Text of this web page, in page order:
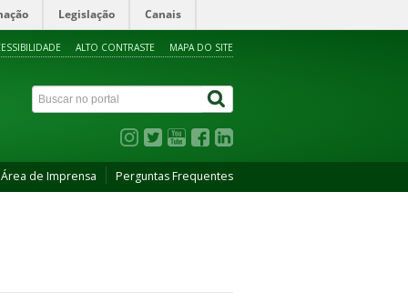
Legislação Canais
ALTO CONTRASTE MAPA DO SITE
Área de Imprensa Perguntas Frequentes